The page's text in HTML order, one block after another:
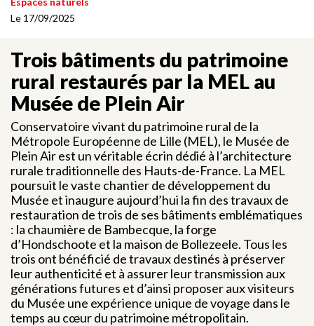
Le 17/09/2025
Trois bâtiments du patrimoine
rural restaurés par la MEL au
Musée de Plein Air
Conservatoire vivant du patrimoine rural de la
Métropole Européenne de Lille (MEL), le Musée de
Plein Air est un véritable écrin dédié à l’architecture
rurale traditionnelle des Hauts-de-France. La MEL
poursuit le vaste chantier de développement du
Musée et inaugure aujourd’hui la fin des travaux de
restauration de trois de ses bâtiments emblématiques
: la chaumière de Bambecque, la forge
d’Hondschoote et la maison de Bollezeele. Tous les
trois ont bénéficié de travaux destinés à préserver
leur authenticité et à assurer leur transmission aux
générations futures et d’ainsi proposer aux visiteurs
du Musée une expérience unique de voyage dans le
temps au cœur du patrimoine métropolitain.